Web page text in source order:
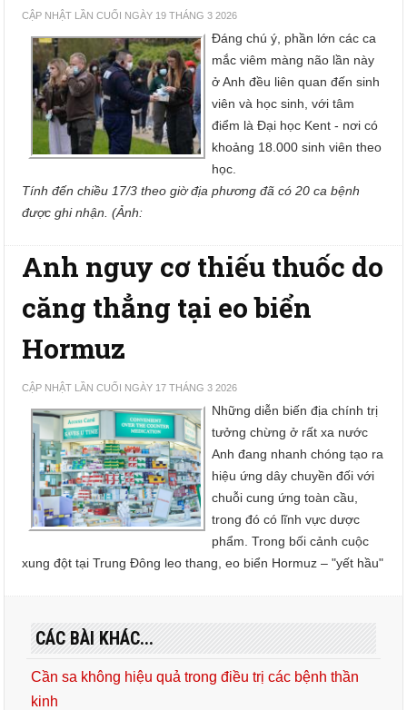
CẬP NHẬT LẦN CUỐI NGÀY 19 THÁNG 3 2026
Đáng chú ý, phần lớn các ca
mắc viêm màng não lần này
ở Anh đều liên quan đến sinh
viên và học sinh, với tâm
điểm là Đại học Kent - nơi có
khoảng 18.000 sinh viên theo
học.
Tính đến chiều 17/3 theo giờ địa phương đã có 20 ca bệnh
được ghi nhận. (Ảnh:
Anh nguy cơ thiếu thuốc do
căng thẳng tại eo biển
Hormuz
CẬP NHẬT LẦN CUỐI NGÀY 17 THÁNG 3 2026
Những diễn biến địa chính trị
tưởng chừng ở rất xa nước
Anh đang nhanh chóng tạo ra
hiệu ứng dây chuyền đối với
chuỗi cung ứng toàn cầu,
trong đó có lĩnh vực dược
phẩm. Trong bối cảnh cuộc
xung đột tại Trung Đông leo thang, eo biển Hormuz – "yết hầu"
CÁC BÀI KHÁC...
Cần sa không hiệu quả trong điều trị các bệnh thần
kinh